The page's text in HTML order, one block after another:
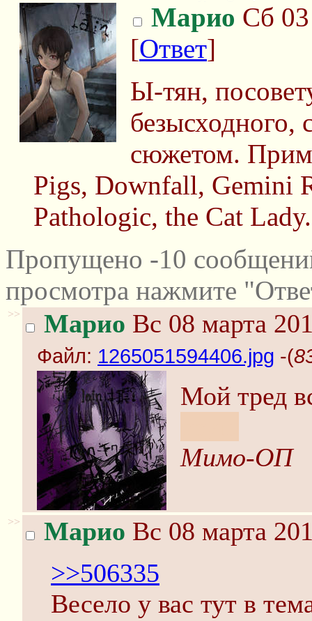
Марио Сб
[Ответ]
Ы-тян,
сюжетом.
Pigs, Downfall, Gemini
Pathologic, the Cat
Пропущено -10
просмотра нажмите
>> Марио Вс 08 марта
Файл: 1265051594406.jpg -(
Мой тред
Мимо-ОП
>> Марио Вс 08 марта
>>506335
Весело у вас тут в